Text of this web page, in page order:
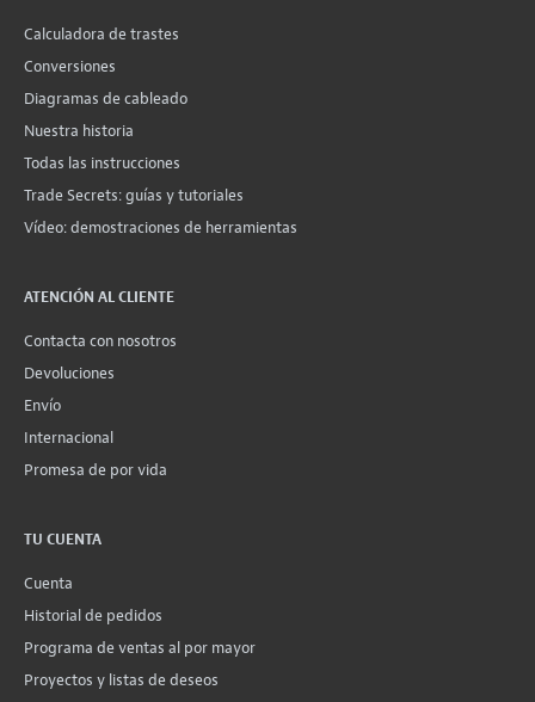
Calculadora de trastes
Conversiones
Diagramas de cableado
Nuestra historia
Todas las instrucciones
Trade Secrets: guías y tutoriales
Vídeo: demostraciones de herramientas
ATENCIÓN AL CLIENTE
Contacta con nosotros
Devoluciones
Envío
Internacional
Promesa de por vida
TU CUENTA
Cuenta
Historial de pedidos
Programa de ventas al por mayor
Proyectos y listas de deseos